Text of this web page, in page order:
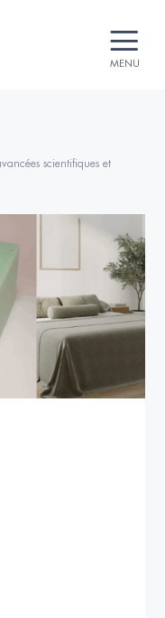
MENU
scientifiques et